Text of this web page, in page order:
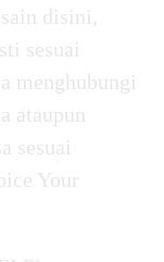
disini,
sesuai
menghubungi
ataupun
sesuai
Your